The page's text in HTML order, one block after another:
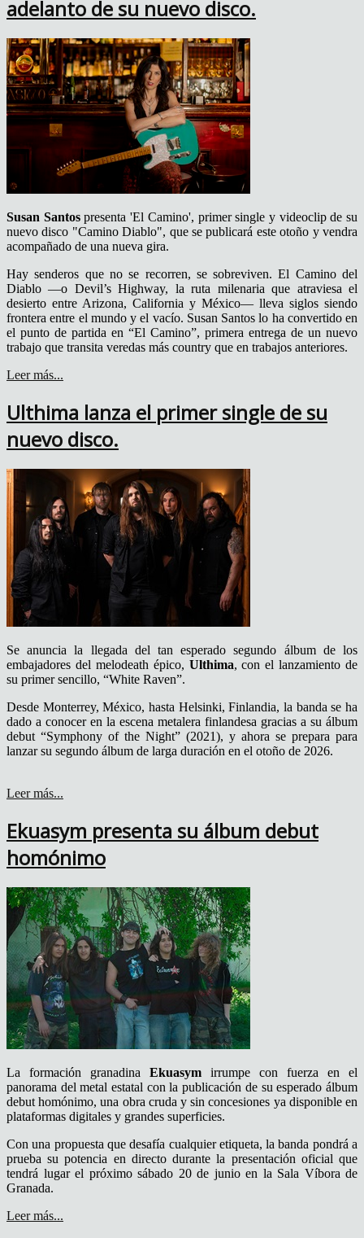
adelanto de su nuevo disco.
Susan Santospresenta 'El Camino', primer single y videoclip de su
nuevo disco "Camino Diablo", que se publicará este otoño y vendra
acompañado de una nueva gira.
Hay senderos que no se recorren, se sobreviven. El Camino del
Diablo —o Devil’s Highway, la ruta milenaria que atraviesa el
desierto entre Arizona, California y México— lleva siglos siendo
frontera entre el mundo y el vacío. Susan Santos lo ha convertido en
el punto de partida en “El Camino”, primera entrega de un nuevo
trabajo que transita veredas más country que en trabajos anteriores.
Leer más...
Ulthima lanza el primer single de su
nuevo disco.
Se anuncia la llegada del tan esperado segundo álbum de los
embajadores del melodeath épico, Ulthima, con el lanzamiento de
su primer sencillo, “White Raven”.
Desde Monterrey, México, hasta Helsinki, Finlandia, la banda se ha
dado a conocer en la escena metalera finlandesa gracias a su álbum
debut “Symphony of the Night” (2021), y ahora se prepara para
lanzar su segundo álbum de larga duración en el otoño de 2026.
Leer más...
Ekuasym presenta su álbum debut
homónimo
La formación granadina Ekuasym irrumpe con fuerza en el
panorama del metal estatal con la publicación de su esperado álbum
debut homónimo, una obra cruda y sin concesiones ya disponible en
plataformas digitales y grandes superficies.
Con una propuesta que desafía cualquier etiqueta, la banda pondrá a
prueba su potencia en directo durante la presentación oficial que
tendrá lugar el próximo sábado 20 de junio en la Sala Víbora de
Granada.
Leer más...